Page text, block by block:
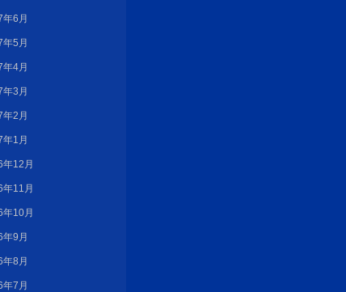
6月
5月
4月
3月
2月
1月
12月
11月
10月
9月
8月
7月